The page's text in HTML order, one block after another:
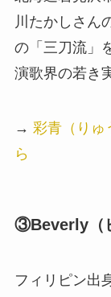
川たかしさん
の「三刀流」
演歌界の若き
→ 彩青（りゅ
ら
③Beverly（
フィリピン出